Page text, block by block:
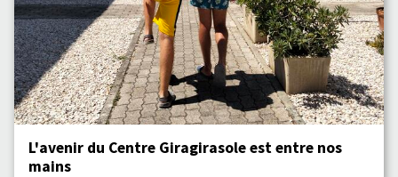
L'avenir du Centre Giragirasole est entre nos
mains